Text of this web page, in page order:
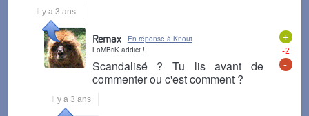
Il y a 3 ans
+
-2
-
Remax
En réponse à Knout
LoMBriK addict !
Scandalisé ? Tu lis avant de
commenter ou c'est comment ?
Il y a 3 ans